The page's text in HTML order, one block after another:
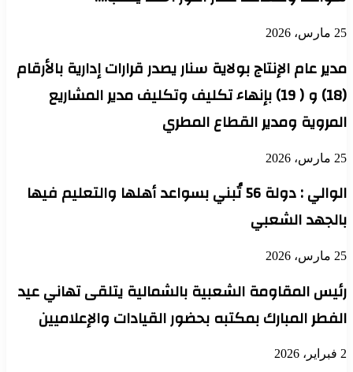
25 مارس، 2026
مدير عام الإنتاج بولاية سنار يصدر قرارات إدارية بالأرقام
(18) و ( 19) بإنهاء تكليف وتكليف مدير المشاريع
المروية ومدير القطاع المطري
25 مارس، 2026
الوالي : دولة 56 تُبني بسواعد أهلها والتعليم فيها
بالجهد الشعبي
25 مارس، 2026
رئيس المقاومة الشعبية بالشمالية يتلقى تهاني عيد
الفطر المبارك بمكتبه بحضور القيادات والإعلاميين
2 فبراير، 2026